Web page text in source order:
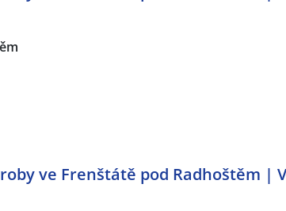
ve Frenštátě pod Radhoštěm |